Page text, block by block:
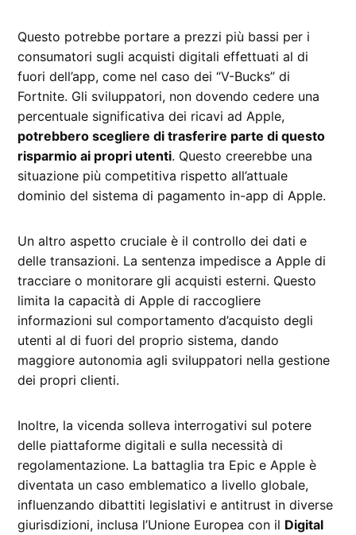
Questo potrebbe portare a prezzi più bassi per i
consumatori sugli acquisti digitali effettuati al di
fuori dell’app, come nel caso dei “V-Bucks” di
Fortnite. Gli sviluppatori, non dovendo cedere una
percentuale significativa dei ricavi ad Apple,
potrebbero scegliere di trasferire parte di questo
risparmio ai propri utenti. Questo creerebbe una
situazione più competitiva rispetto all’attuale
dominio del sistema di pagamento in-app di Apple.
Un altro aspetto cruciale è il controllo dei dati e
delle transazioni. La sentenza impedisce a Apple di
tracciare o monitorare gli acquisti esterni. Questo
limita la capacità di Apple di raccogliere
informazioni sul comportamento d’acquisto degli
utenti al di fuori del proprio sistema, dando
maggiore autonomia agli sviluppatori nella gestione
dei propri clienti.
Inoltre, la vicenda solleva interrogativi sul potere
delle piattaforme digitali e sulla necessità di
regolamentazione. La battaglia tra Epic e Apple è
diventata un caso emblematico a livello globale,
influenzando dibattiti legislativi e antitrust in diverse
giurisdizioni, inclusa l’Unione Europea con il Digital